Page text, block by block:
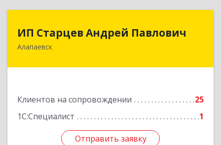
ИП Старцев Андрей Павлович
Алапаевск
Клиентов на сопровождении
25
1С:Специалист
1
Отправить заявку
ИП Старцев Андрей Павлович
624601, Свердловская обл, Алапаевск г,
Отправить заявку